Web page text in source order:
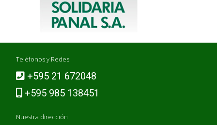
Teléfonos y Redes
+595 21 672048
+595 985 138451
Nuestra dirección